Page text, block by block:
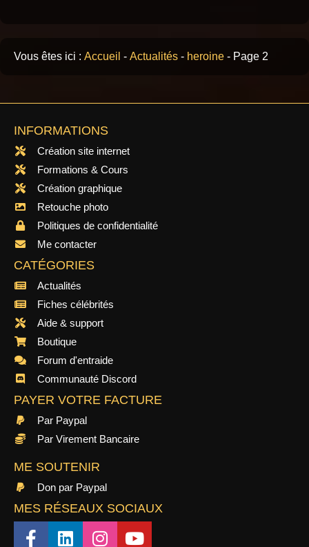
Vous êtes ici : Accueil - Actualités - heroine - Page 2
INFORMATIONS
Création site internet
Formations & Cours
Création graphique
Retouche photo
Politiques de confidentialité
Me contacter
CATÉGORIES
Actualités
Fiches célébrités
Aide & support
Boutique
Forum d'entraide
Communauté Discord
PAYER VOTRE FACTURE
Par Paypal
Par Virement Bancaire
ME SOUTENIR
Don par Paypal
MES RÉSEAUX SOCIAUX